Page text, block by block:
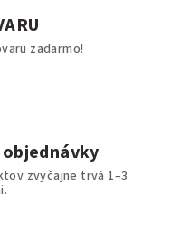
zadarmo!
zvyčajne trvá 1–3